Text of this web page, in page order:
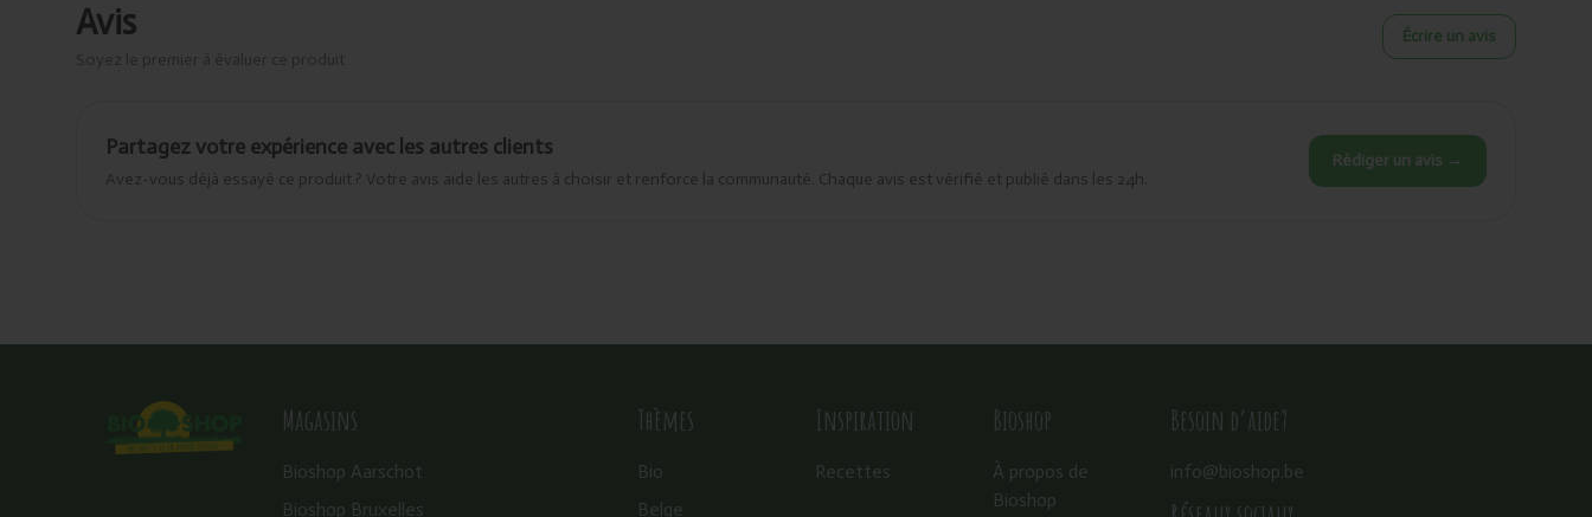
Avis Écrire un avis
Partagez votre expérience avec les autres clients
Avez-vous déjà essayé ce produit ? Votre avis aide les autres à choisir et renforce la communauté. Chaque avis est vérifié et publié dans les 24h.
Rédiger un avis →
Magasins
Bioshop Aarschot
Bioshop Bruxelles
Thèmes
Bio
Belge
Inspiration
Recettes
Bioshop
À propos de
Bioshop
Besoin d’aide?
info@bioshop.be